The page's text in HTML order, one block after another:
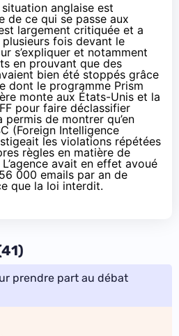
anglaise est
de ce qui se passe aux
largement critiquée et a
fois devant le
s’expliquer et notamment
en prouvant que des
bien été stoppés grâce
dont le programme Prism
monte aux États-Unis et la
pour faire déclassifier
de montrer qu’en
(Foreign Intelligence
les violations répétées
règles en matière de
avait en effet avoué
000 emails par an de
que la loi interdit.
prendre part au débat